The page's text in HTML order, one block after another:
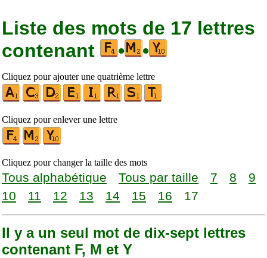
Liste des mots de 17 lettres
contenant
• •
Cliquez pour ajouter une quatrième lettre
Cliquez pour enlever une lettre
Cliquez pour changer la taille des mots
Tous alphabétique Tous par taille 7 8
9
10
11 12 13 14 15 16 17
Il y a un seul mot de dix-sept lettres
contenant F, M et Y